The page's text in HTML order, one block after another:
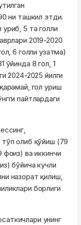
ни ташкил этди.
5 та голли
2019-2020
6 голли узатма)
ўйинда 8 гол, 1
2024-2025 йилги
гол уриш
пайтлардаги
олиб қўйиш (79
ва иккинчи
бўйича кучли
назорат қилиш,
борлиги
унинг